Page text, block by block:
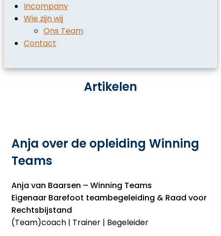
Incompany
Wie zijn wij
Ons Team
Contact
Artikelen
Anja over de opleiding Winning
Teams
Anja van Baarsen – Winning Teams
Eigenaar Barefoot teambegeleiding & Raad voor
Rechtsbijstand
(Team)coach | Trainer | Begeleider